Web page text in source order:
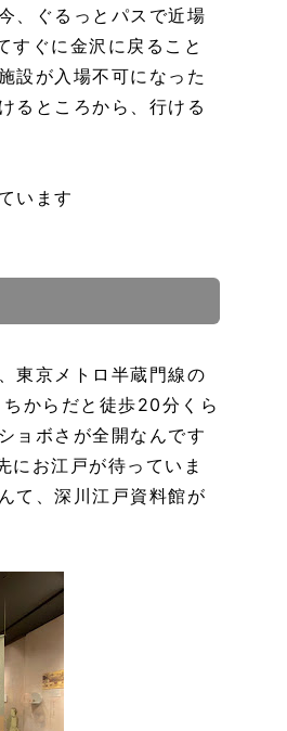
、ぐるっとパスで近場
ぐに金沢に戻ること
設が入場不可になった
るところから、行ける
います
東京メトロ半蔵門線の
からだと徒歩20分くら
ョボさが全開なんです
お江戸が待っていま
て、深川江戸資料館が